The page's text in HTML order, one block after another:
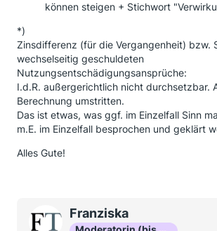
können steigen + Stichwort
*)
Zinsdifferenz (für die Vergangenheit) bzw.
wechselseitig geschuldeten
Nutzungsentschädigungsansprüche:
I.d.R. außergerichtlich nicht durchsetzbar.
Berechnung umstritten.
Das ist etwas, was ggf. im Einzelfall Sinn
m.E. im Einzelfall besprochen und geklärt
Alles Gute!
Franziska